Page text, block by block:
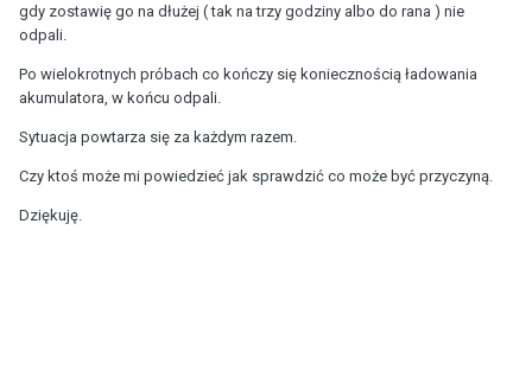
gdy zostawię go na dłużej ( tak na trzy godziny albo do rana ) nie
odpali.
Po wielokrotnych próbach co kończy się koniecznością ładowania
akumulatora, w końcu odpali.
Sytuacja powtarza się za każdym razem.
Czy ktoś może mi powiedzieć jak sprawdzić co może być przyczyną.
Dziękuję.